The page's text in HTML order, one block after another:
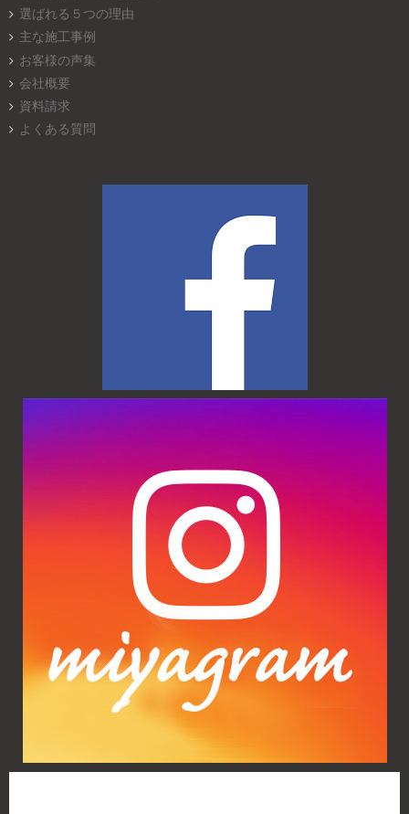
選ばれる５つの理由
主な施工事例
お客様の声集
会社概要
資料請求
よくある質問